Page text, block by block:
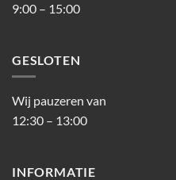
9:00 – 15:00
GESLOTEN
Wij pauzeren van
12:30 – 13:00
INFORMATIE